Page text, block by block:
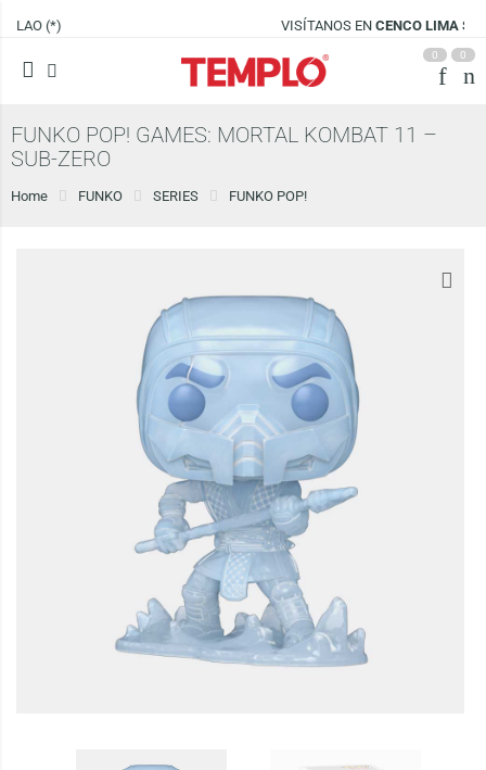
CENCO LIMA SUR
0 0
FUNKO POP! GAMES: MORTAL KOMBAT 11 –
SUB-ZERO
Home FUNKO SERIES FUNKO POP!